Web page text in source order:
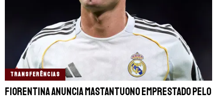
TRANSFERÊNCIAS
Fiorentina anuncia Mastantuono emprestado pelo